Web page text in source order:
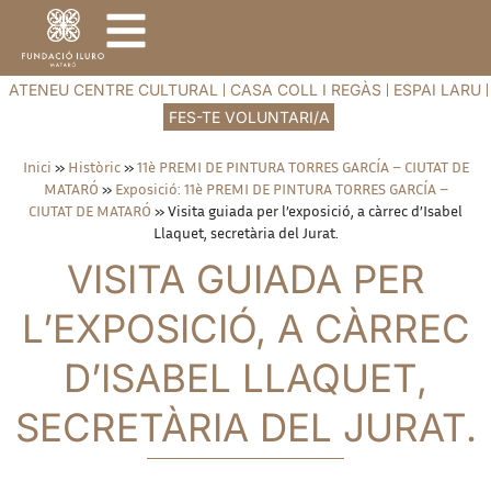
ATENEU CENTRE CULTURAL CASA COLL I REGÀS
ESPAI LARU
FES-TE VOLUNTARI/A
Inici » Històric»11è PREMI DE PINTURA TORRES GARCÍA – CIUTAT DE
MATARÓ » Exposició: 11è PREMI DE PINTURA TORRES GARCÍA –
CIUTAT DE MATARÓ »Visita guiada per l’exposició, a càrrec d’Isabel
Llaquet, secretària del Jurat.
VISITA GUIADA PER
L’EXPOSICIÓ, A CÀRREC
D’ISABEL LLAQUET,
SECRETÀRIA DEL JURAT.